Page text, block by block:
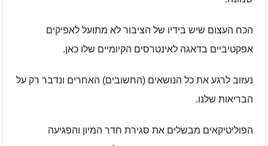
הכח העצום שיש בידיו של הציבור לא מתועל לאפיקים
אפקטיביים בדאגה לאינטרסים הקיומיים שלו כאן.
נעזוב לרגע את כל הנושאים (החשובים) האחרים ונדבר רק על
הבריאות שלנו.
הפוליטיקאים מבשלים את סגירת חדר המיון והפגיעה